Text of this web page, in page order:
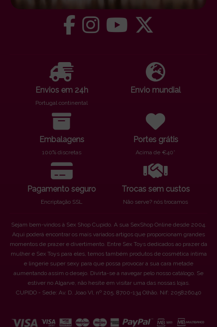
Envios em 24h
Portugal continental
Envio mundial
Embalagens
100% discretas
Portes grátis
Acima de €40*
Pagamento seguro
Encriptação SSL
Trocas sem custos
Não serve? nós trocamos
Sejam bem-vindos à Sex Shop Cupido. A sua SexShop Online desde 2004.
Aqui poderá encontrar os mais variados artigos que proporcionam grandes
momentos de prazer e divertimento. Entre Sex Toys dedicados ao prazer da
mulher e Sex Toys para eles, temos também produtos de cosmética íntima
e lingerie super sexy para que possa provocar a sua cara metade
aumentando assim o desejo. Divirta-se a navegar pelo nosso catálogo. Se
estiver no Algarve, não hesite em visitar uma das nossas lojas.
CUPIDO - Sede: Av. D. Joao VI, nº 205. 8700-134 Olhão. Nif: 205826040